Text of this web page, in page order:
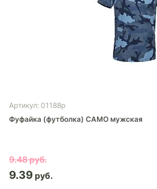
Артикул: 01188p
Фуфайка (футболка) CAMO мужская
9.48
9.39